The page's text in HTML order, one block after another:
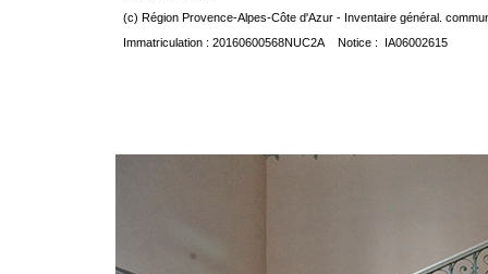
(c) Région Provence-Alpes-Côte d'Azur - Inventaire général.
Immatriculation : 20160600568NUC2A Notice : IA06002615